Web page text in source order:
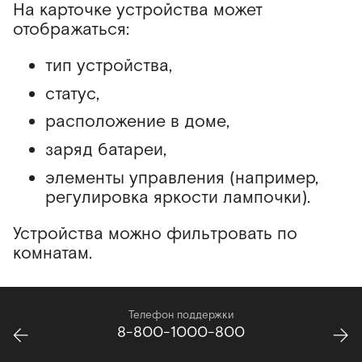
Акция «Безопасный
На карточке устройства может
отображаться:
тип устройства,
статус,
расположение в доме,
заряд батареи,
элементы управления (например,
регулировка яркости лампочки).
Устройства можно фильтровать по
комнатам.
Телефон поддержки
8-800-1000-800